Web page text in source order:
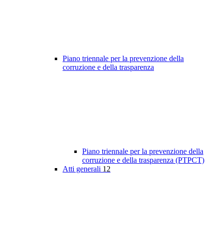
Piano triennale per la prevenzione della
corruzione e della trasparenza
Piano triennale per la prevenzione della
corruzione e della trasparenza (PTPCT)
Atti generali 12